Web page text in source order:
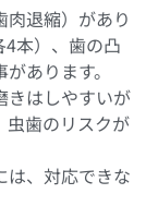
退縮）があり
4本）、歯の凸
あります。
きはしやすいが
虫歯のリスクが
は、対応できな